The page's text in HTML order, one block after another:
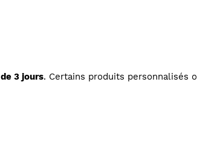
de 3 jours. Certains produits personnalisés